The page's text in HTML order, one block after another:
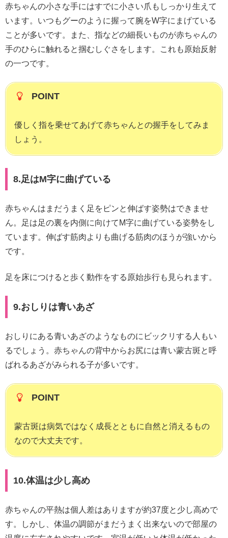
赤ちゃんの小さな手にはすでに小さい爪もしっかり生えて
います。いつもグーのように握って腕をW字にまげている
ことが多いです。また、指などの細長いものが赤ちゃんの
手のひらに触れると掴むしぐさをします。これも原始反射
の一つです。
POINT
優しく指を乗せてあげて赤ちゃんとの握手をしてみま
しょう。
8.足はM字に曲げている
赤ちゃんはまだうまく足をピンと伸ばす姿勢はできませ
ん。足は足の裏を内側に向けてM字に曲げている姿勢をし
ています。伸ばす筋肉よりも曲げる筋肉のほうが強いから
です。
足を床につけると歩く動作をする原始歩行も見られます。
9.おしりは青いあざ
おしりにある青いあざのようなものにビックリする人もい
るでしょう。赤ちゃんの背中からお尻には青い蒙古斑と呼
ばれるあざがみられる子が多いです。
POINT
蒙古斑は病気ではなく成長とともに自然と消えるもの
なので大丈夫です。
10.体温は少し高め
赤ちゃんの平熱は個人差はありますが約37度と少し高めで
す。しかし、体温の調節がまだうまく出来ないので部屋の